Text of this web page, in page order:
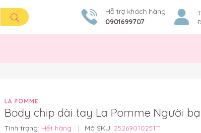
Hỗ trợ khách hàng
0901699707
LA POMME
Body chip dài tay La Pomme Người
Tình trạng: Hết hàng | Mã SKU: 25269010251T